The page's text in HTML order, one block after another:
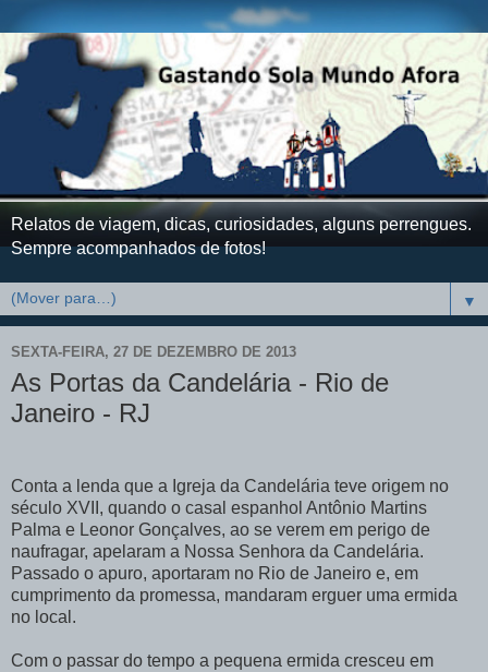
Relatos de viagem, dicas, curiosidades, alguns perrengues.
Sempre acompanhados de fotos!
▼
SEXTA-FEIRA, 27 DE DEZEMBRO DE 2013
As Portas da Candelária - Rio de
Janeiro - RJ
Conta a lenda que a Igreja da Candelária teve origem no
século XVII, quando o casal espanhol Antônio Martins
Palma e Leonor Gonçalves, ao se verem em perigo de
naufragar, apelaram a Nossa Senhora da Candelária.
Passado o apuro, aportaram no Rio de Janeiro e, em
cumprimento da promessa, mandaram erguer uma ermida
no local.
Com o passar do tempo a pequena ermida cresceu em